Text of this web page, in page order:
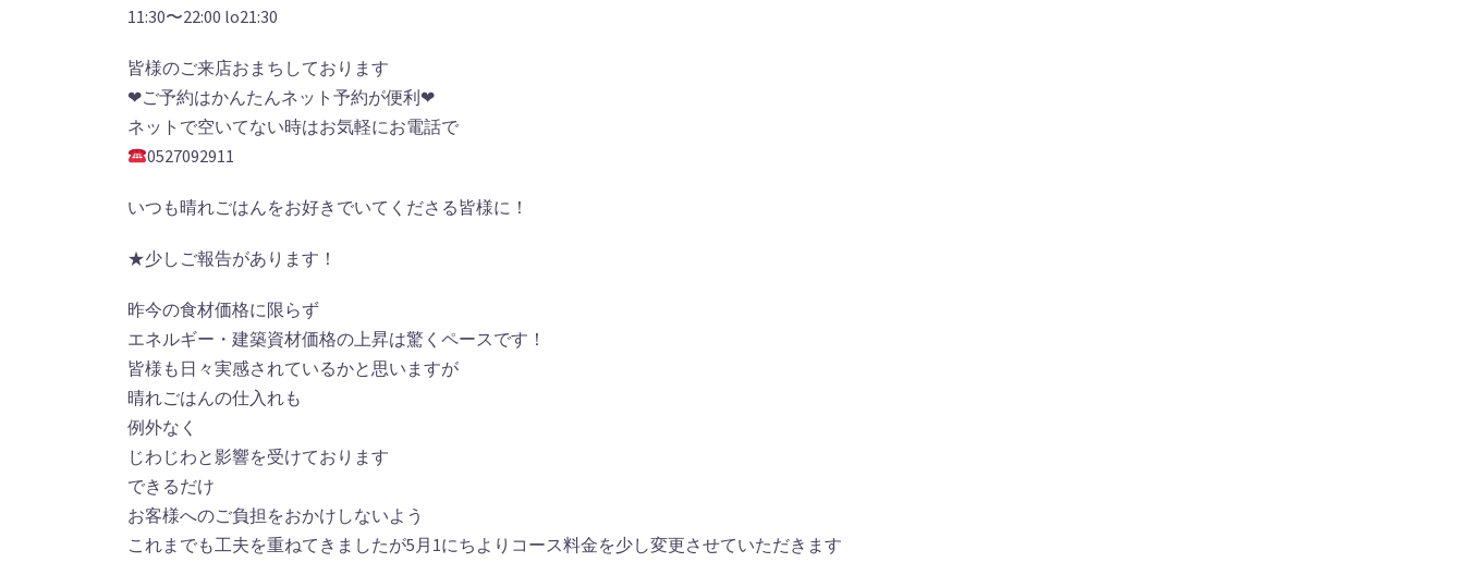
11:30〜22:00 lo21:30
皆様のご来店おまちしております
❤︎ご予約はかんたんネット予約が便利❤︎
ネットで空いてない時はお気軽にお電話で
0527092911
いつも晴れごはんをお好きでいてくださる皆様に！
★少しご報告があります！
昨今の食材価格に限らず
エネルギー・建築資材価格の上昇は驚くペースです！
皆様も日々実感されているかと思いますが
晴れごはんの仕入れも
例外なく
じわじわと影響を受けております
できるだけ
お客様へのご負担をおかけしないよう
これまでも工夫を重ねてきましたが5月1にちよりコース料金を少し変更させていただきます